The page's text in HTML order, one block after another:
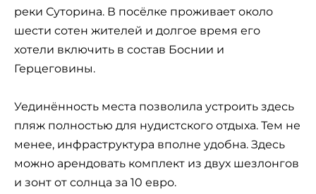
реки Суторина. В посёлке проживает около
шести сотен жителей и долгое время его
хотели включить в состав Боснии и
Герцеговины.
Уединённость места позволила устроить здесь
пляж полностью для нудистского отдыха. Тем не
менее, инфраструктура вполне удобна. Здесь
можно арендовать комплект из двух шезлонгов
и зонт от солнца за 10 евро.